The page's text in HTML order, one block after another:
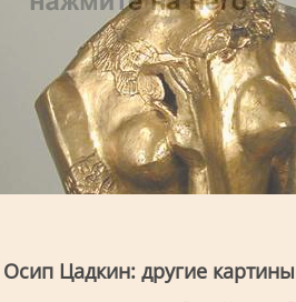
Осип Цадкин: другие